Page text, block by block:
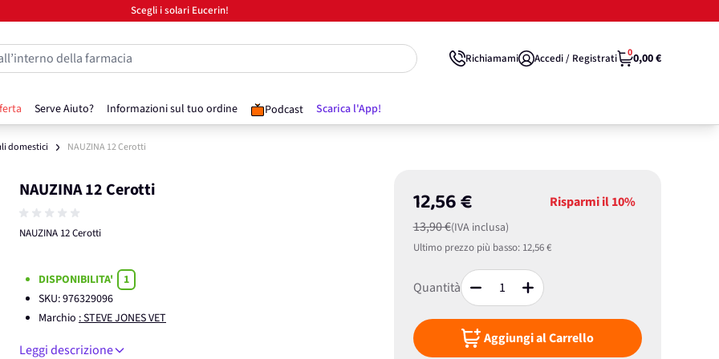
Scegli i solari Eucerin!
Serve Aiuto? Informazioni sul tuo ordine Podcast Scarica l'App!
della farmacia Richiamami Accedi / Registrati 00,00 €
domestici NAUZINA 12 Cerotti
NAUZINA 12 Cerotti
NAUZINA 12 Cerotti
12,56 €
13,90 €(IVA inclusa)
Risparmi il10%
Ultimo prezzo più basso: 12,56 €
Quantità
Aggiungi al Carrello
DISPONIBILITA'
1
SKU:976329096
Marchio : STEVE JONES VET
Leggi descrizione